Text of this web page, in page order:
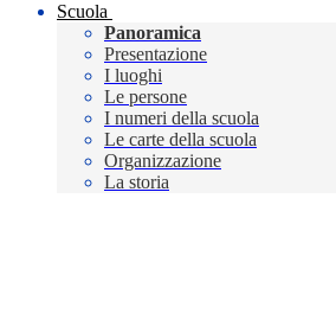
Scuola
Panoramica
Presentazione
I luoghi
Le persone
I numeri della scuola
Le carte della scuola
Organizzazione
La storia